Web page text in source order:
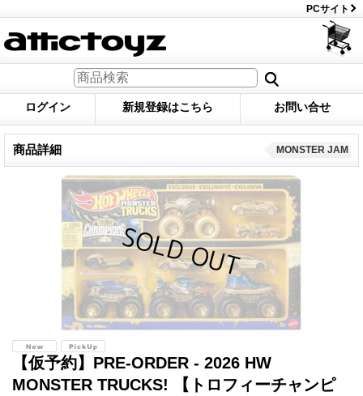
PCサイト
ログイン 新規登録はこちら お問い合せ
商品詳細 MONSTER JAM
【仮予約】PRE-ORDER - 2026 HW
MONSTER TRUCKS! 【トロフィーチャンピ